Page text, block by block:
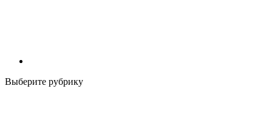
Выберите рубрику